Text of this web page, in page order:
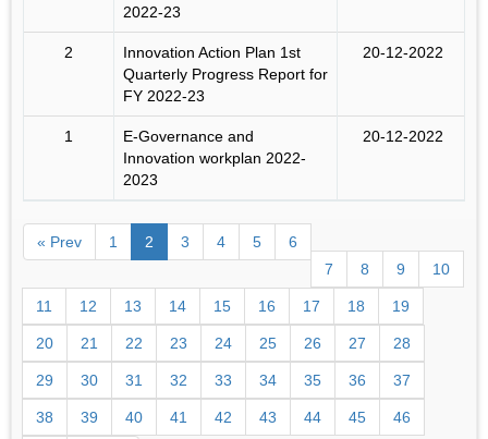
2022-23
2
Innovation Action Plan 1st
Quarterly Progress Report for
FY 2022-23
20-12-2022
1
E-Governance and
Innovation workplan 2022-
2023
20-12-2022
« Prev 1 2 3 4 5
6
7
8 9 10
11 12 13 14 15 16 17 18 19
20 21 22 23 24 25 26 27 28
29 30 31 32 33 34 35 36 37
38 39 40 41 42 43 44 45 46